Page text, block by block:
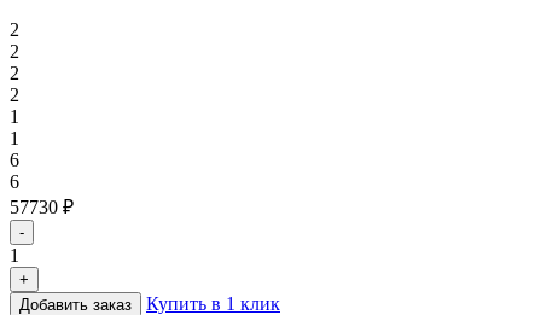
2
2
2
2
1
1
6
6
57730 ₽
-
1
+
Добавить заказ
Купить в 1 клик